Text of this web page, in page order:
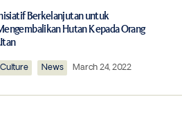
will not be published.
Berkelanjutan untuk
Hutan Kepada Orang
Culture News March 24, 2022